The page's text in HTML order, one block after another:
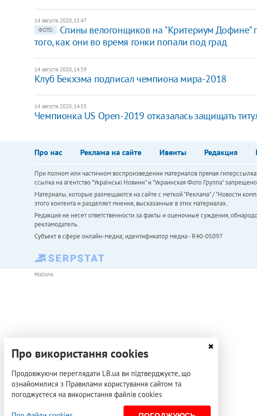
14 августа 2020, 15:47
ФОТО
Спины велогонщиков на "Критериум Дофине"
того, как они во время гонки попали под град
14 августа 2020, 14:59
Клуб Бекхэма подписал чемпиона мира-2018
14 августа 2020, 14:55
Чемпионка US Open-2019 отказалась защищать
Про нас Реклама на сайте Ивенты Редакция
При полном или частичном воспроизведении материалов прямая
ссылка на агентство "Українськi Новини" и "Украинская Фото Группа"
Материалы, которые размещаются на сайте с меткой "Реклама" / "Новости
этого контента и разделяет мнения, высказанные в этих материалах.
Редакция не несет ответственности за факты и оценочные суждения,
рекламодатель.
Субъект в сфере онлайн-медиа; идентификатор медиа - R40-05097
РЕКЛАМА
Про використання cookies
Продовжуючи переглядати LB.ua ви підтверджуєте, що
ознайомилися з Правилами користування сайтом та
погоджуєтеся на використання файлів cookies